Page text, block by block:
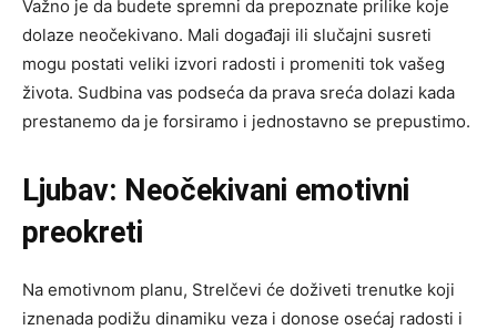
Važno je da budete spremni da prepoznate prilike koje
dolaze neočekivano. Mali događaji ili slučajni susreti
mogu postati veliki izvori radosti i promeniti tok vašeg
života. Sudbina vas podseća da prava sreća dolazi kada
prestanemo da je forsiramo i jednostavno se prepustimo.
Ljubav: Neočekivani emotivni
preokreti
Na emotivnom planu, Strelčevi će doživeti trenutke koji
iznenada podižu dinamiku veza i donose osećaj radosti i